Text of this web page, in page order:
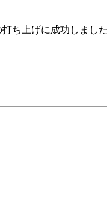
ち上げに成功しまし